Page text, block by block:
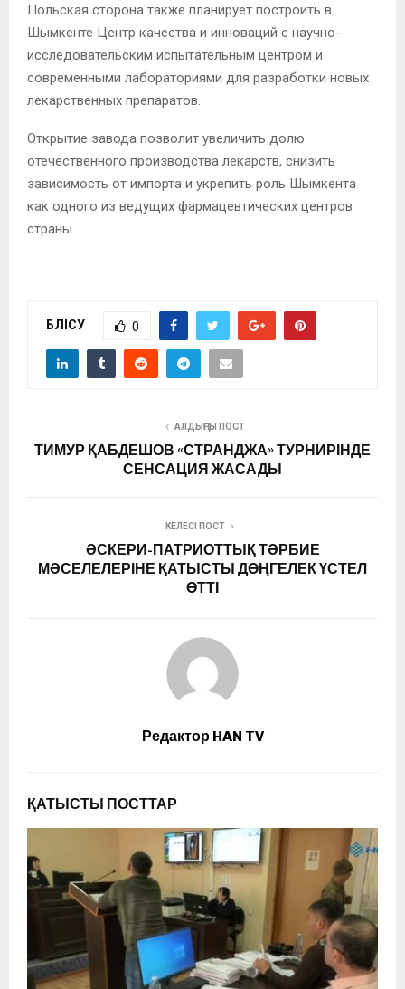
Польская сторона также планирует построить в
Шымкенте Центр качества и инноваций с научно-
исследовательским испытательным центром и
современными лабораториями для разработки новых
лекарственных препаратов.
Открытие завода позволит увеличить долю
отечественного производства лекарств, снизить
зависимость от импорта и укрепить роль Шымкента
как одного из ведущих фармацевтических центров
страны.
БӨЛІСУ 0
АЛДЫҢҒЫ ПОСТ
ТИМУР ҚАБДЕШОВ «СТРАНДЖА» ТУРНИРІНДЕ
СЕНСАЦИЯ ЖАСАДЫ
КЕЛЕСІ ПОСТ
ӘСКЕРИ-ПАТРИОТТЫҚ ТӘРБИЕ
МӘСЕЛЕЛЕРІНЕ ҚАТЫСТЫ ДӨҢГЕЛЕК ҮСТЕЛ
ӨТТІ
Редактор HAN TV
ҚАТЫСТЫ ПОСТТАР